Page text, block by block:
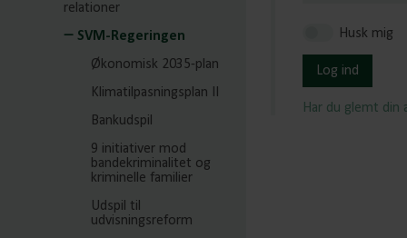
relationer
SVM-Regeringen
Økonomisk 2035-plan
Klimatilpasningsplan II
Bankudspil
9 initiativer mod
bandekriminalitet og
kriminelle familier
Udspil til
udvisningsreform
Husk mig
Log ind
Har du glemt din